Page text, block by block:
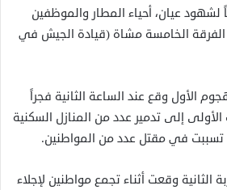
عيان، أحياء المطار والموظفين
الفرقة الخامسة مشاة (قيادة الجيش في
الأول وقع عند الساعة الثانية فجراً
الأولى إلى تدمير عدد من المنازل السكنية
في مقتل عدد من المواطنين.
الثانية وقعت أثناء تجمع مواطنين لإجلاء